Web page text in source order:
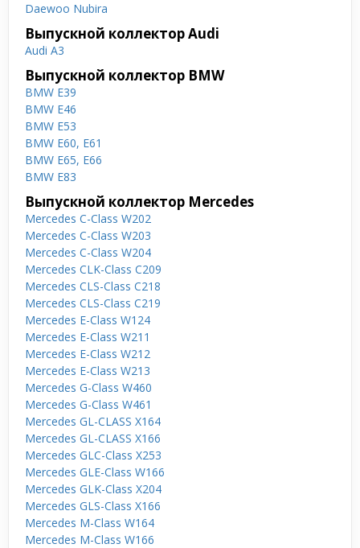
Daewoo Nubira
Выпускной коллектор Audi
Audi A3
Выпускной коллектор BMW
BMW E39
BMW E46
BMW E53
BMW E60, E61
BMW E65, E66
BMW E83
Выпускной коллектор Mercedes
Mercedes C-Class W202
Mercedes C-Class W203
Mercedes C-Class W204
Mercedes CLK-Class C209
Mercedes CLS-Class C218
Mercedes CLS-Class C219
Mercedes E-Class W124
Mercedes E-Class W211
Mercedes E-Class W212
Mercedes E-Class W213
Mercedes G-Class W460
Mercedes G-Class W461
Mercedes GL-CLASS X164
Mercedes GL-CLASS X166
Mercedes GLC-Class X253
Mercedes GLE-Class W166
Mercedes GLK-Class X204
Mercedes GLS-Class X166
Mercedes M-Class W164
Mercedes M-Class W166